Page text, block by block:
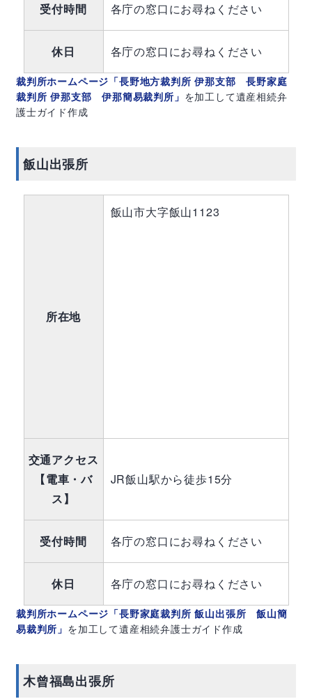
受付時間 各庁の窓口にお尋ねください
休日 各庁の窓口にお尋ねください
裁判所ホームページ「長野地方裁判所 伊那支部 長野家庭
裁判所 伊那支部 伊那簡易裁判所」 を加工して遺産相続弁
護士ガイド作成
飯山出張所
所在地
飯山市大字飯山1123
交通アクセス
【電車・バ
ス】
JR飯山駅から徒歩15分
受付時間 各庁の窓口にお尋ねください
休日 各庁の窓口にお尋ねください
裁判所ホームページ「長野家庭裁判所 飯山出張所 飯山簡
易裁判所」 を加工して遺産相続弁護士ガイド作成
木曾福島出張所